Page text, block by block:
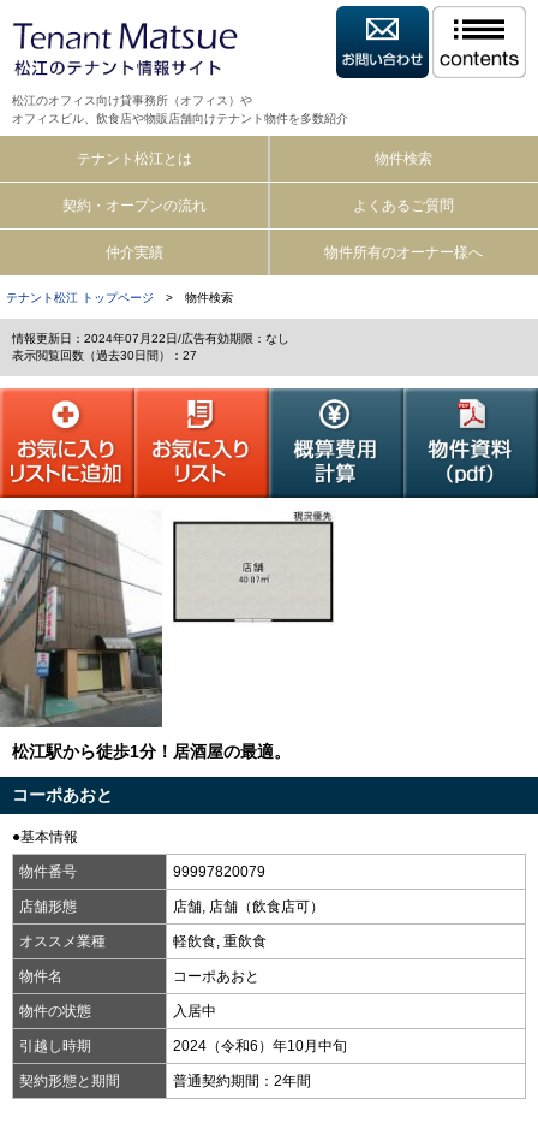
松江のオフィス向け貸事務所（オフィス）や
オフィスビル、飲食店や物販店舗向けテナント物件を多数紹介
テナント松江とは 物件検索
契約・オープンの流れ よくあるご質問
仲介実績 物件所有のオーナー様へ
テナント松江 トップページ > 物件検索
情報更新日：2024年07月22日/広告有効期限：なし
表示閲覧回数（過去30日間）：27
松江駅から徒歩1分！居酒屋の最適。
コーポあおと
●基本情報
物件番号 99997820079
店舗形態 店舗, 店舗（飲食店可）
オススメ業種 軽飲食, 重飲食
物件名 コーポあおと
物件の状態 入居中
引越し時期 2024（令和6）年10月中旬
契約形態と期間 普通契約期間：2年間